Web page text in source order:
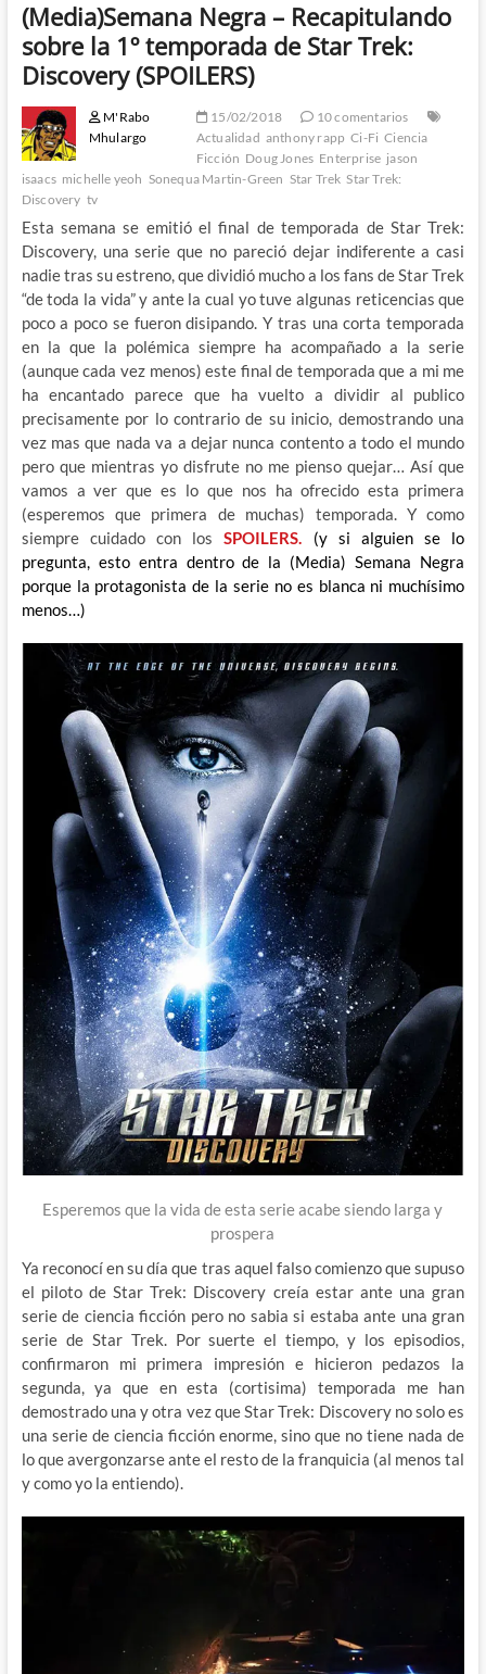
(Media)Semana Negra – Recapitulando
sobre la 1º temporada de Star Trek:
Discovery (SPOILERS)
M'Rabo
Mhulargo
15/02/2018
10 comentarios
Actualidad anthony rapp Ci-Fi Ciencia
Ficción Doug Jones Enterprise jason
isaacs michelle yeoh Sonequa Martin-Green Star Trek Star Trek:
Discovery tv
Esta semana se emitió el final de temporada de Star Trek:
Discovery, una serie que no pareció dejar indiferente a casi
nadie tras su estreno, que dividió mucho a los fans de Star Trek
“de toda la vida” y ante la cual yo tuve algunas reticencias que
poco a poco se fueron disipando. Y tras una corta temporada
en la que la polémica siempre ha acompañado a la serie
(aunque cada vez menos) este final de temporada que a mi me
ha encantado parece que ha vuelto a dividir al publico
precisamente por lo contrario de su inicio, demostrando una
vez mas que nada va a dejar nunca contento a todo el mundo
pero que mientras yo disfrute no me pienso quejar… Así que
vamos a ver que es lo que nos ha ofrecido esta primera
(esperemos que primera de muchas) temporada. Y como
siempre cuidado con los SPOILERS. (y si alguien se lo
pregunta, esto entra dentro de la (Media) Semana Negra
porque la protagonista de la serie no es blanca ni muchísimo
menos…)
Esperemos que la vida de esta serie acabe siendo larga y
prospera
Ya reconocí en su día que tras aquel falso comienzo que supuso
el piloto de Star Trek: Discovery creía estar ante una gran
serie de ciencia ficción pero no sabia si estaba ante una gran
serie de Star Trek. Por suerte el tiempo, y los episodios,
confirmaron mi primera impresión e hicieron pedazos la
segunda, ya que en esta (cortisima) temporada me han
demostrado una y otra vez que Star Trek: Discovery no solo es
una serie de ciencia ficción enorme, sino que no tiene nada de
lo que avergonzarse ante el resto de la franquicia (al menos tal
y como yo la entiendo).